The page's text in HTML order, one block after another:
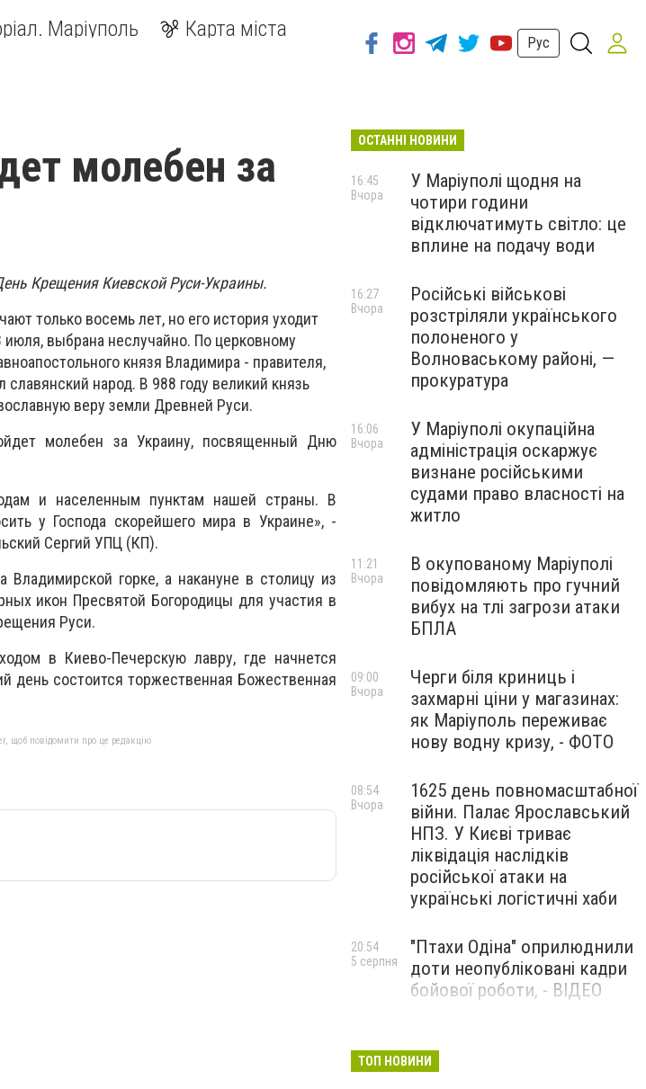
Маріуполь Карта міста
Рус
молебен за
Крещения Киевской Руси-Украины.
только восемь лет, но его история уходит
июля, выбрана неслучайно. По церковному
князя Владимира - правителя,
славянский народ. В 988 году великий князь
веру земли Древней Руси.
молебен за Украину, посвященный Дню
и населенным пунктам нашей страны. В
у Господа скорейшего мира в Украине», -
Сергий УПЦ (КП).
горке, а накануне в столицу из
икон Пресвятой Богородицы для участия в
Руси.
в Киево-Печерскую лавру, где начнется
день состоится торжественная Божественная
щоб повідомити про це редакцію
ОСТАННІ НОВИНИ
У Маріуполі щодня на
чотири години
відключатимуть світло: це
вплине на подачу води
16:45
Вчора
Російські військові
розстріляли українського
полоненого у
Волноваському районі, —
прокуратура
16:27
Вчора
У Маріуполі окупаційна
адміністрація оскаржує
визнане російськими
судами право власності на
житло
16:06
Вчора
В окупованому Маріуполі
повідомляють про гучний
вибух на тлі загрози атаки
БПЛА
11:21
Вчора
Черги біля криниць і
захмарні ціни у магазинах:
як Маріуполь переживає
нову водну кризу, - ФОТО
09:00
Вчора
1625 день повномасштабної
війни. Палає Ярославський
НПЗ. У Києві триває
ліквідація наслідків
російської атаки на
українські логістичні хаби
08:54
Вчора
"Птахи Одіна" оприлюднили
доти неопубліковані кадри
бойової роботи, - ВІДЕО
20:54
5 серпня
Бєдняков зіграє тата
5 серпня
ТОП НОВИНИ